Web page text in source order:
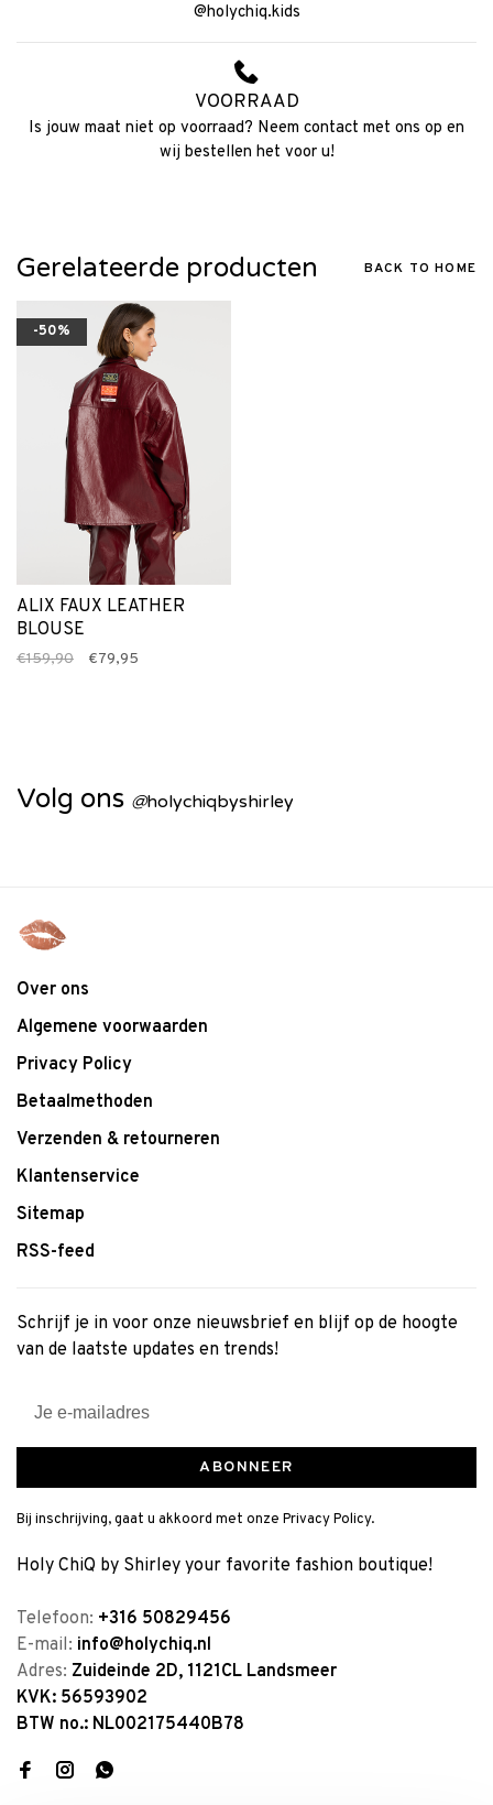
@holychiq.kids
VOORRAAD
Is jouw maat niet op voorraad? Neem contact met ons op en
wij bestellen het voor u!
Gerelateerde producten BACK TO HOME
-50%
ALIX FAUX LEATHER
BLOUSE
€159,90 €79,95
Volg ons @holychiqbyshirley
Over ons
Algemene voorwaarden
Privacy Policy
Betaalmethoden
Verzenden & retourneren
Klantenservice
Sitemap
RSS-feed
Schrijf je in voor onze nieuwsbrief en blijf op de hoogte
van de laatste updates en trends!
ABONNEER
Bij inschrijving, gaat u akkoord met onze Privacy Policy.
Holy ChiQ by Shirley your favorite fashion boutique!
Telefoon: +316 50829456
E-mail: info@holychiq.nl
Adres: Zuideinde 2D, 1121CL Landsmeer
KVK: 56593902
BTW no.: NL002175440B78